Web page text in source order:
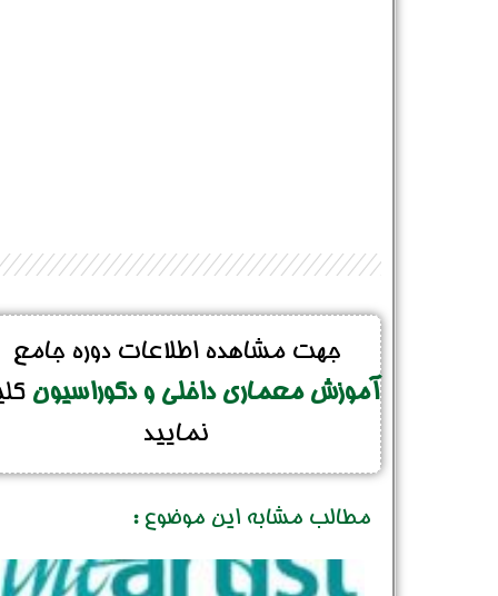
جهت مشاهده اطلاعات دوره جامع
آموزش معماری داخلی و دکوراسیون
نمایید
مطالب مشابه این موضوع :